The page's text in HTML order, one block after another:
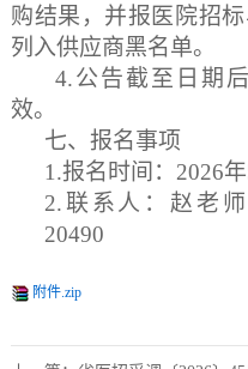
购结果，并报医院招
列入供应商黑名单。
4.公告截至日期
效。
七、 报名事项
1.报名时间： 2026年
2.联系人 ：赵老师
20490
附件.zip